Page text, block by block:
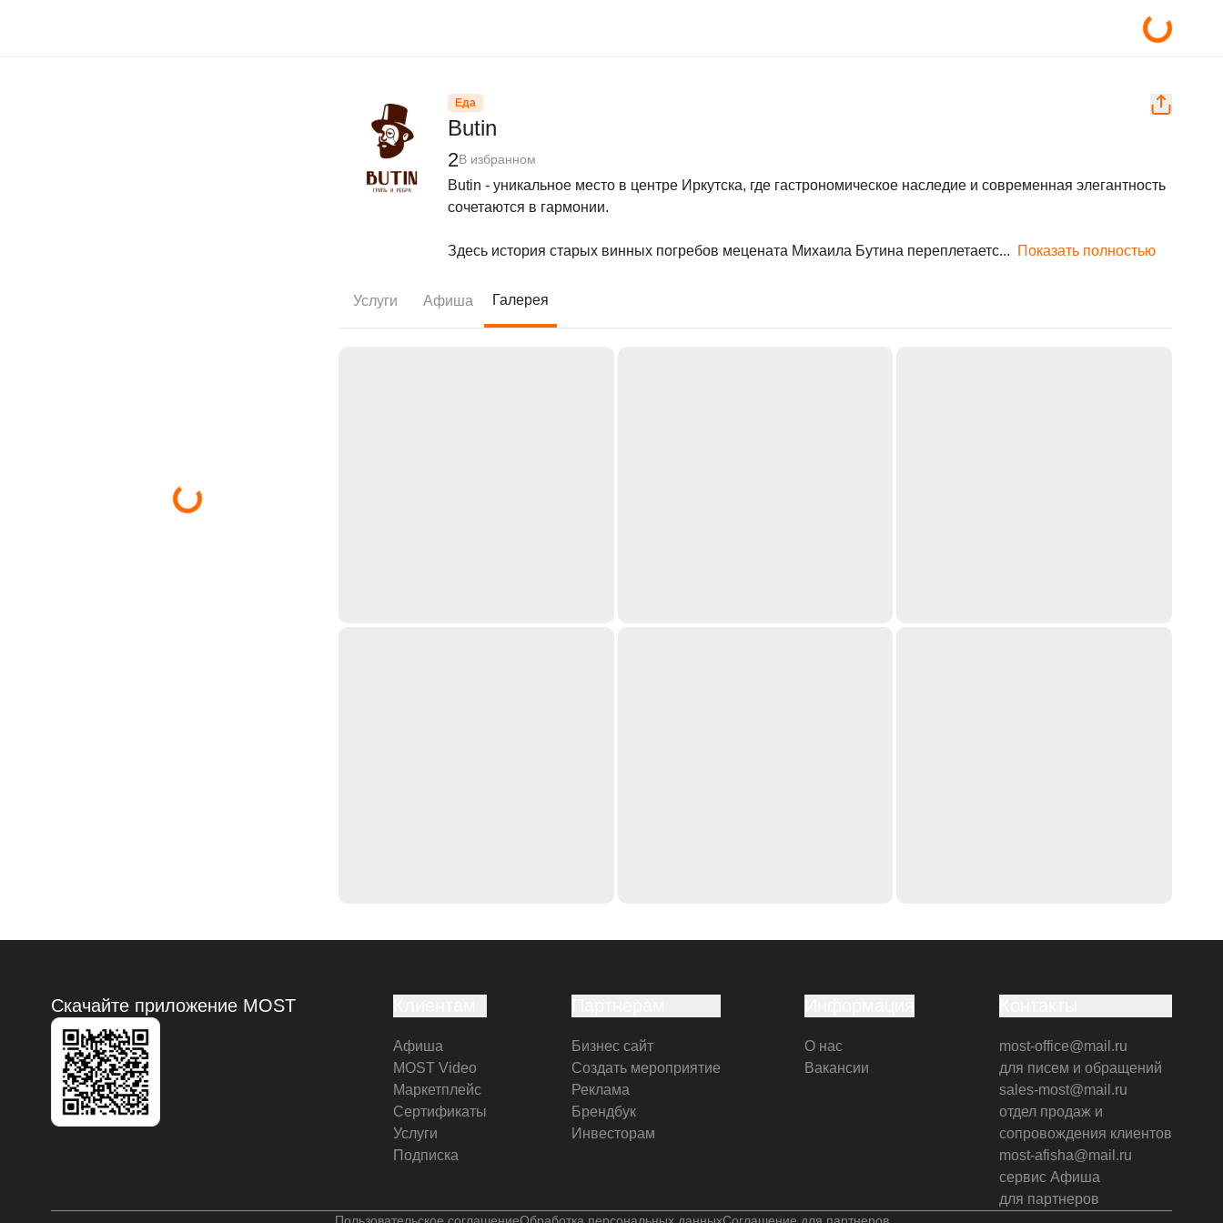
Еда
Butin
2В избранном
Butin - уникальное место в центре Иркутска, где гастрономическое наследие и современная элегантность
сочетаются в гармонии.
Здесь история старых винных погребов мецената Михаила Бутина переплетаетс... Показать полностью
Услуги Афиша Галерея
Скачайте приложение MOST
Афиша
MOST Video
Маркетплейс
Сертификаты
Услуги
Подписка
Бизнес сайт
Создать мероприятие
Реклама
Брендбук
Инвесторам
О нас
Вакансии
most-office@mail.ru
для писем и обращений
sales-most@mail.ru
отдел продаж и
сопровождения клиентов
most-afisha@mail.ru
сервис Афиша
для партнеров